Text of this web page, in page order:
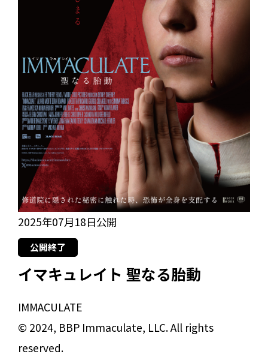
2025年07月18日公開
公開終了
イマキュレイト 聖なる胎動
IMMACULATE
© 2024, BBP Immaculate, LLC. All rights
reserved.